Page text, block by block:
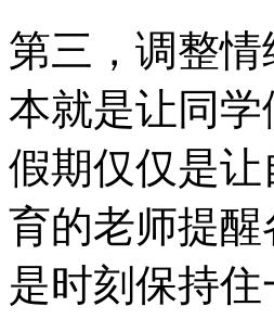
第三，调整
本就是让同
假期仅仅是
育的老师提
是时刻保持